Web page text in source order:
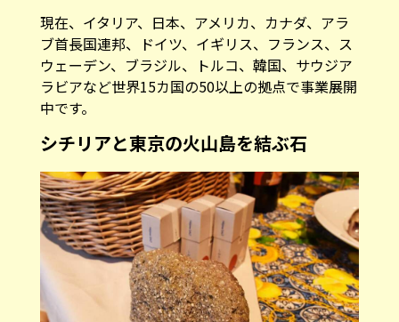
現在、イタリア、日本、アメリカ、カナダ、アラ
ブ首長国連邦、ドイツ、イギリス、フランス、ス
ウェーデン、ブラジル、トルコ、韓国、サウジア
ラビアなど世界15カ国の50以上の拠点で事業展開
中です。
シチリアと東京の火山島を結ぶ石